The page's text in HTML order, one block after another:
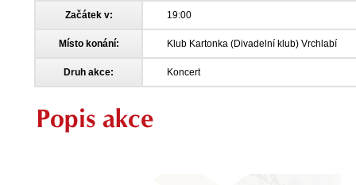
Začátek v: 19:00
Místo konání: Klub Kartonka (Divadelní klub) Vrchlabí
Druh akce: Koncert
Popis akce